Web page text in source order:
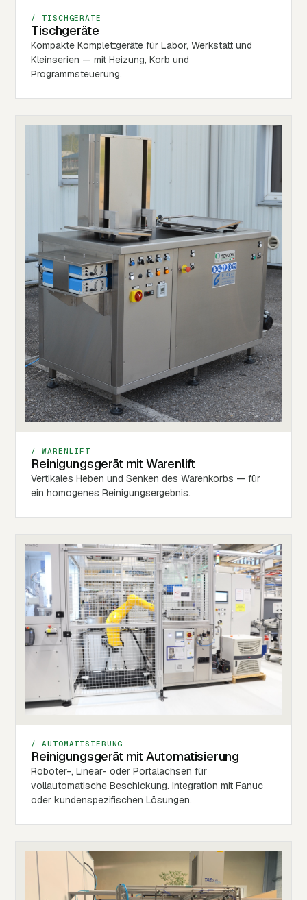
/ TISCHGERÄTE
Tischgeräte
Kompakte Komplettgeräte für Labor, Werkstatt und
Kleinserien — mit Heizung, Korb und
Programmsteuerung.
/ WARENLIFT
Reinigungsgerät mit Warenlift
Vertikales Heben und Senken des Warenkorbs — für
ein homogenes Reinigungsergebnis.
/ AUTOMATISIERUNG
Reinigungsgerät mit Automatisierung
Roboter-, Linear- oder Portalachsen für
vollautomatische Beschickung. Integration mit Fanuc
oder kundenspezifischen Lösungen.